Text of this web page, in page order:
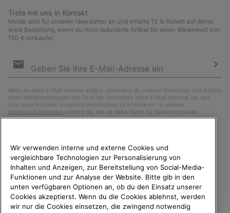
Trete mit uns in Kontakt
Melde dich für unseren Newsletter an und erhalte 15 % Rabatt auf deine
erste Bestellung, wenn du nicht reduzierte Artikel für einen Warenwert von
150 € einkaufst.
Anmeldung
Wenn du deine E-Mail-Adresse angibst, abonnierst du unseren Newsletter und erhältst
einen Willkommensrabatt von 15 %. Wir verwenden deine E-Mail-Adresse, um dich
über neue Produkte, Angebote und Aktionen zu informieren. In unseren
Datenschutzhinweisen erfährst du, wie wir deine Daten für Marketingzwecke
verarbeiten und wie du deine Zustimmung widerrufen kannst.
Wir verwenden interne und externe Cookies und
vergleichbare Technologien zur Personalisierung von
Inhalten und Anzeigen, zur Bereitstellung von Social-Media-
Funktionen und zur Analyse der Website. Bitte gib in den
unten verfügbaren Optionen an, ob du den Einsatz unserer
Cookies akzeptierst. Wenn du die Cookies ablehnst, werden
wir nur die Cookies einsetzen, die zwingend notwendig